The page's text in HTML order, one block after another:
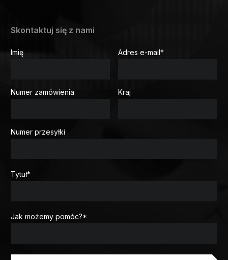
Skontaktuj się z nami
Imię Adres e-mail*
Numer zamówienia Kraj
Numer przesyłki
Tytuł*
Jak możemy pomóc?*